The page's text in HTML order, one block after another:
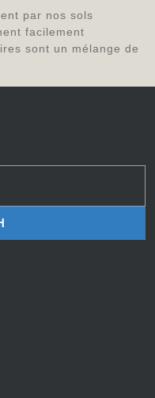
par nos sols
facilement
sont un mélange de